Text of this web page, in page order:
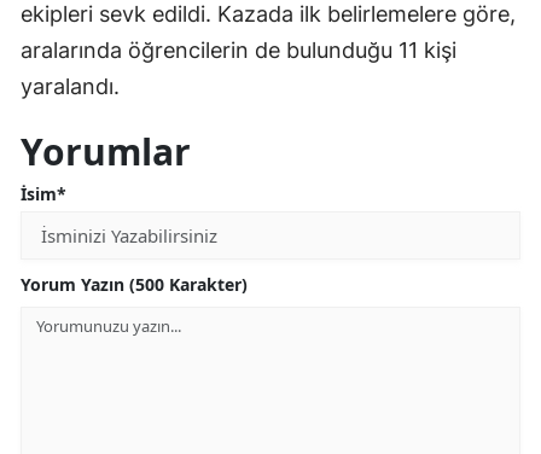
ekipleri sevk edildi. Kazada ilk belirlemelere göre,
aralarında öğrencilerin de bulunduğu 11 kişi
yaralandı.
Yorumlar
İsim*
Yorum Yazın (500 Karakter)